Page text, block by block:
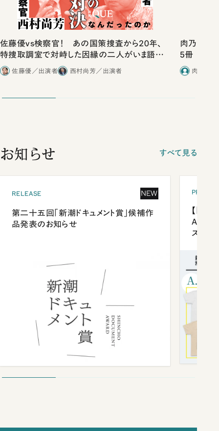
佐藤優vs検察官！ あの国策捜査から20年、
特捜取調室で対峙した因縁の二人がいま語り
合ったこと
佐藤優／出演者 西村尚芳／出演者
肉乃小路
5冊
肉乃小路
お知らせ すべて見る
RELEASE NEW
第二十五回「新潮ドキュメント賞」候補作
品発表のお知らせ
【「新
ズプレ